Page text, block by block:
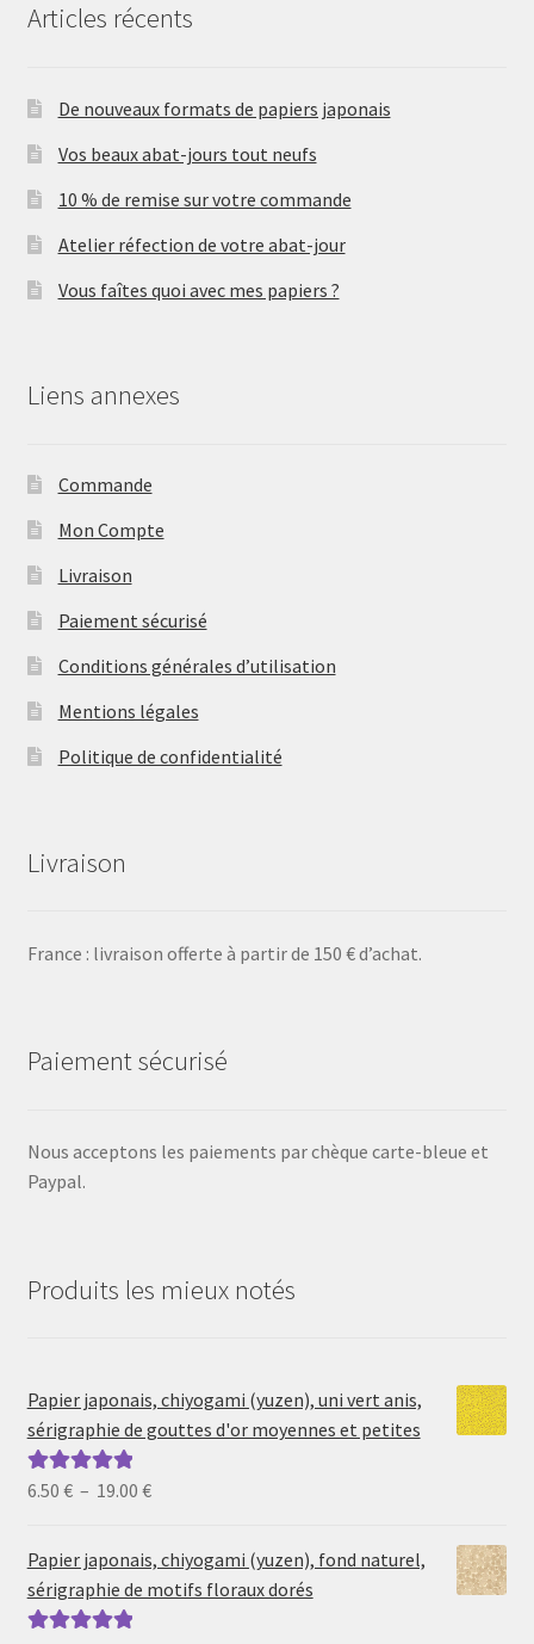
Articles récents
De nouveaux formats de papiers japonais
Vos beaux abat-jours tout neufs
10 % de remise sur votre commande
Atelier réfection de votre abat-jour
Vous faîtes quoi avec mes papiers ?
Liens annexes
Commande
Mon Compte
Livraison
Paiement sécurisé
Conditions générales d’utilisation
Mentions légales
Politique de confidentialité
Livraison
France : livraison offerte à partir de 150 € d’achat.
Paiement sécurisé
Nous acceptons les paiements par chèque carte-bleue et
Paypal.
Produits les mieux notés
Papier japonais, chiyogami (yuzen), uni vert anis,
sérigraphie de gouttes d'or moyennes et petites
Note5.00sur
6.50 € – 19.00 €Plage
prix :
6.50 €
Papier japonais, chiyogami (yuzen), fond naturel,
sérigraphie de motifs floraux dorés